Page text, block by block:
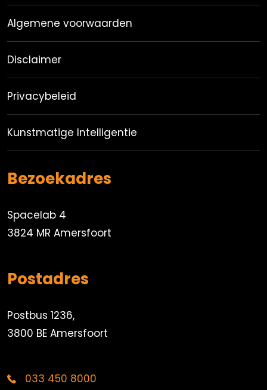
Algemene voorwaarden
Disclaimer
Privacybeleid
Kunstmatige Intelligentie
Bezoekadres
Spacelab 4
3824 MR Amersfoort
Postadres
Postbus 1236,
3800 BE Amersfoort
033 450 8000